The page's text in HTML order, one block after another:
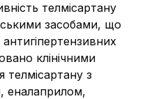
телмісартану
засобами, що
клінічними
телмісартану з
еналаприлом,